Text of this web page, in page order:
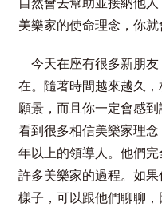
美樂家的使命理念，你就
今天在座有很多新朋友
在。隨著時間越來越久
願景，而且你一定會感
看到很多相信美樂家理
年以上的領導人。他們
許多美樂家的過程。如
樣子，可以跟他們聊聊